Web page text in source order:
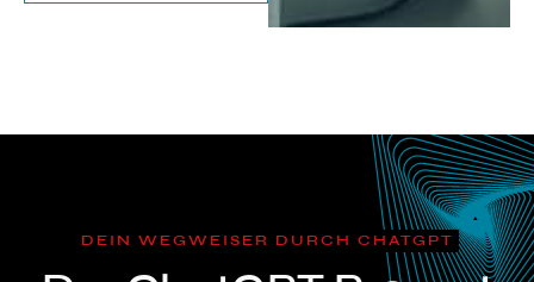
DEIN WEGWEISER DURCH CHATGPT